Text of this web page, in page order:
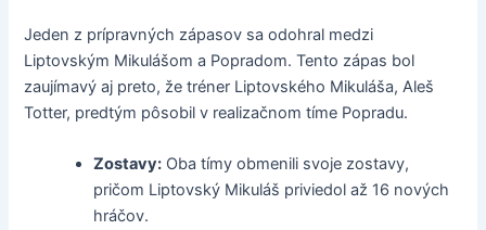
Jeden z prípravných zápasov sa odohral medzi
Liptovským Mikulášom a Popradom. Tento zápas bol
zaujímavý aj preto, že tréner Liptovského Mikuláša, Aleš
Totter, predtým pôsobil v realizačnom tíme Popradu.
Zostavy: Oba tímy obmenili svoje zostavy,
pričom Liptovský Mikuláš priviedol až 16 nových
hráčov.